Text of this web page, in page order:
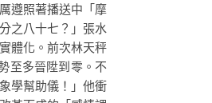
遵照著播送中「摩
之八十七？」張水
體化。前次林天秤
至多晉陞到零。不
學幫助儀！」他衝